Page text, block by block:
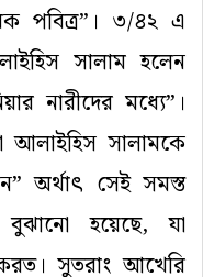
পবিত্র”। ৩/৪২ এ
সালাম হলেন
নারীদের মধ্যে”।
সালামকে
অর্থাৎ সেই সমস্ত
হয়েছে, যা
সুতরাং আখেরি